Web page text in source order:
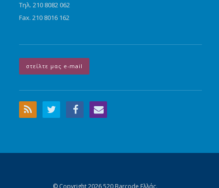
Τηλ. 210 8082 062
Fax. 210 8016 162
στείλτε μας e-mail
© Copyright 2026 520 Barcode Ελλάς.